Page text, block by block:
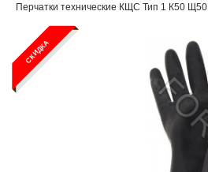
Перчатки технические КЩС Тип 1 К50 Щ50
СКИДКА